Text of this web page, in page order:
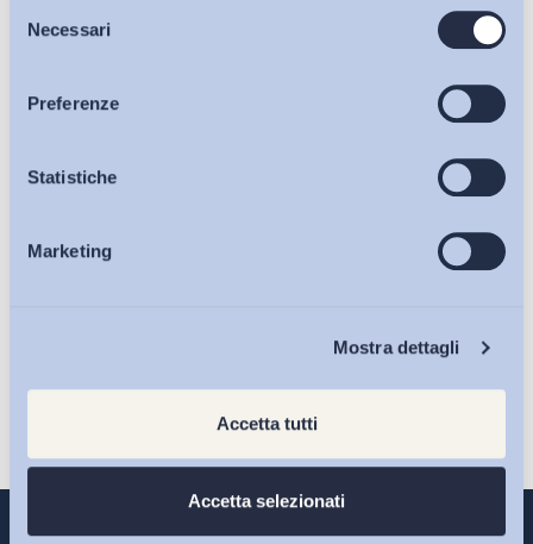
delNecessari
Preferenze
Statistiche
Marketing
Mostra dettagli
Accetta tutti
Accetta selezionati
Bollettini ADAPT
Articoli
Osservatori
Eventi
Ho letto e Accetto il trattamento dei dati personali descritti